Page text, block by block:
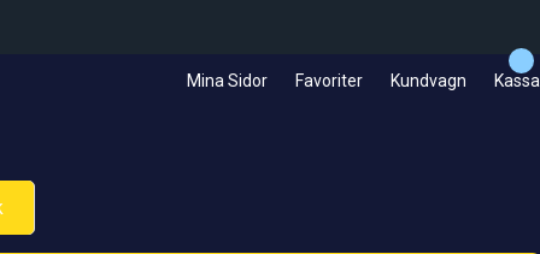
Mina Sidor Favoriter Kundvagn Kassa